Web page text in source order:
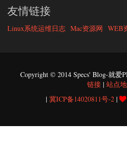
友情链接
Linux系统运维日志 Mac资源网 WEB
Copyright © 2014 Specs' Blog-就爱
链接| 站点
| 冀ICP备14020811号-2|